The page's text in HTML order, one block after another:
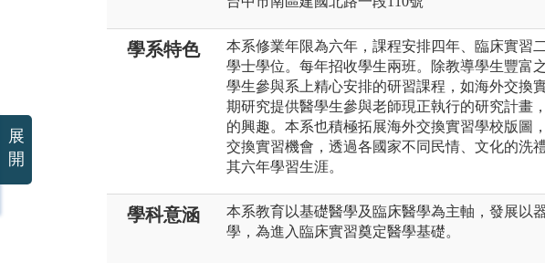
學系特色
本系修業年限為六年，課程安排四年、臨床實習
學士學位。每年招收學生兩班。除教導學生豐富
學生參與系上精心安排的研習課程，如海外交換
期研究提供醫學生參與老師現正執行的研究計畫
的興趣。本系也積極拓展海外交換實習學校版圖
交換實習機會，透過各國家不同民情、文化的洗
其六年學習生涯。
學科意涵
本系教育以基礎醫學及臨床醫學為主軸，發展以
學，為進入臨床實習奠定醫學基礎。
展
開